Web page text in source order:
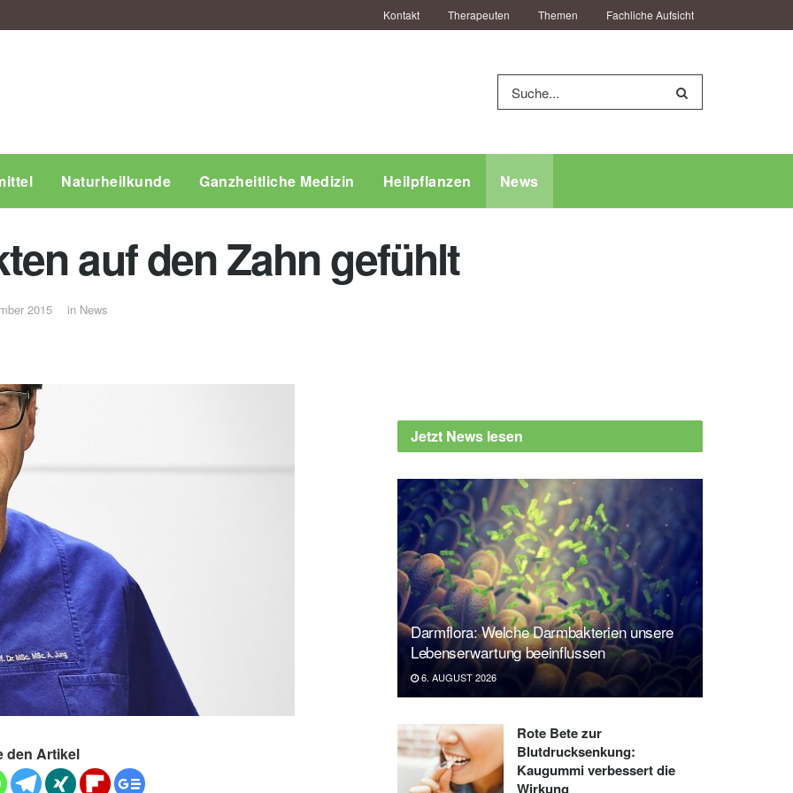
Kontakt Therapeuten Themen Fachliche Aufsicht
Naturheilkunde Ganzheitliche Medizin Heilpflanzen News
auf den Zahn gefühlt
2015 in News
den Artikel
Jetzt News lesen
Darmflora: Welche Darmbakterien unsere
Lebenserwartung beeinflussen
6. AUGUST 2026
Rote Bete zur
Blutdrucksenkung:
Kaugummi verbessert die
Wirkung